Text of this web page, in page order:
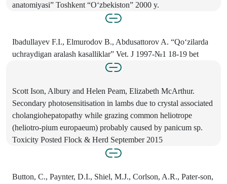
anatomiyasi” Toshkent “O‘zbekiston” 2000 y.
Ibadullayev F.I., Elmurodov B., Abdusattorov A. “Qo‘zilarda
uchraydigan aralash kasalliklar” Vet. J 1997-№1 18-19 bet
Scott Ison, Albury and Helen Peam, Elizabeth McArthur.
Secondary photosensitisation in lambs due to crystal associated
cholangiohepatopathy while grazing common heliotrope
(heliotro-pium europaeum) probably caused by panicum sp.
Toxicity Posted Flock & Herd September 2015
Button, C., Paynter, D.I., Shiel, M.J., Corlson, A.R., Pater-son,